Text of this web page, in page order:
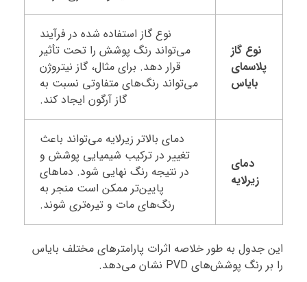
نوع گاز
پلاسمای
بایاس
نوع گاز استفاده شده در فرآیند
می‌تواند رنگ پوشش را تحت تأثیر
قرار دهد. برای مثال، گاز نیتروژن
می‌تواند رنگ‌های متفاوتی نسبت به
گاز آرگون ایجاد کند.
دمای
زیرلایه
دمای بالاتر زیرلایه می‌تواند باعث
تغییر در ترکیب شیمیایی پوشش و
در نتیجه رنگ نهایی شود. دماهای
پایین‌تر ممکن است منجر به
رنگ‌های مات و تیره‌تری شوند.
این جدول به طور خلاصه اثرات پارامترهای مختلف بایاس
را بر رنگ پوشش‌های PVD نشان می‌دهد.